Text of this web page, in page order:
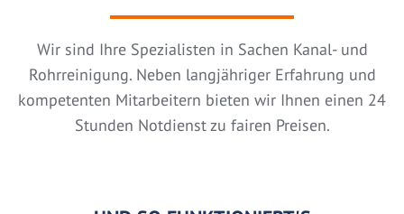
Wir sind Ihre Spezialisten in Sachen Kanal- und
Rohrreinigung. Neben langjähriger Erfahrung und
kompetenten Mitarbeitern bieten wir Ihnen einen 24
Stunden Notdienst zu fairen Preisen.